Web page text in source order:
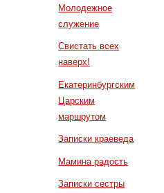
Молодежное
служение
Свистать всех
наверх!
Екатеринбургским
Царским
маршрутом
Записки краеведа
Мамина радость
Записки сестры